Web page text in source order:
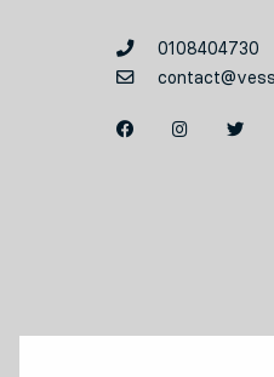
0108404730